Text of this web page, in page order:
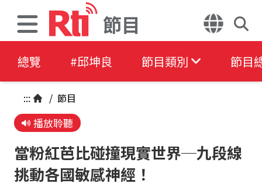
節目
總覽 #邱坤良 節目類別 節目
::: / 節目
播放聆聽
當粉紅芭比碰撞現實世界─九段線
挑動各國敏感神經！